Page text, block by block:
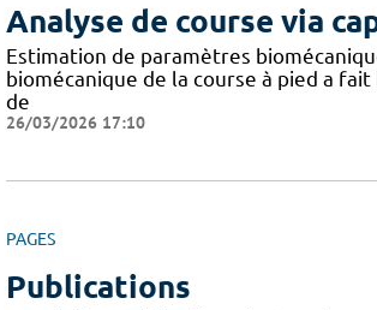
Analyse de course via
Estimation de paramètres
biomécanique de la course à pied a
de
26/03/2026 17:10
PAGES
Publications